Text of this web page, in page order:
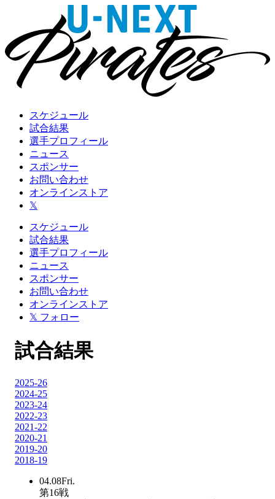
スケジュール
試合結果
選手プロフィール
ニュース
スポンサー
お問い合わせ
オンラインストア
𝕏
スケジュール
試合結果
選手プロフィール
ニュース
スポンサー
お問い合わせ
オンラインストア
𝕏 フォロー
試合結果
2025-26
2024-25
2023-24
2022-23
2021-22
2020-21
2019-20
2018-19
04.08Fri.
第16戦